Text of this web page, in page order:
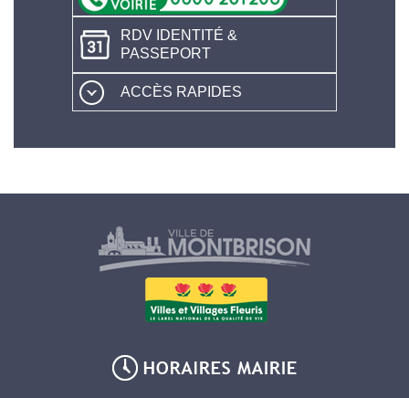
RDV IDENTITÉ &
PASSEPORT
ACCÈS RAPIDES